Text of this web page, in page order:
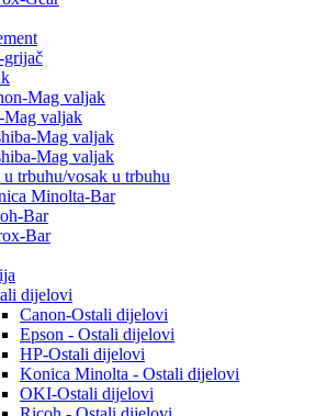
grijač
Mag valjak
Mag valjak
Mag valjak
Mag valjak
trbuhu/vosak u trbuhu
Minolta-Bar
Bar
Bar
dijelovi
Canon-Ostali dijelovi
Epson - Ostali dijelovi
HP-Ostali dijelovi
Konica Minolta - Ostali dijelovi
OKI-Ostali dijelovi